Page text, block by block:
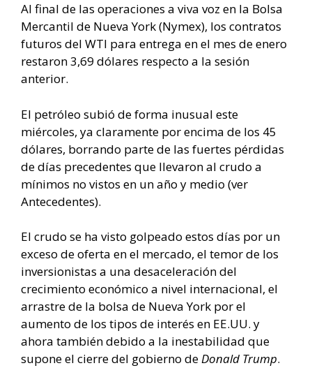
Al final de las operaciones a viva voz en la Bolsa
Mercantil de Nueva York (Nymex), los contratos
futuros del WTI para entrega en el mes de enero
restaron 3,69 dólares respecto a la sesión
anterior.
El petróleo subió de forma inusual este
miércoles, ya claramente por encima de los 45
dólares, borrando parte de las fuertes pérdidas
de días precedentes que llevaron al crudo a
mínimos no vistos en un año y medio (ver
Antecedentes).
El crudo se ha visto golpeado estos días por un
exceso de oferta en el mercado, el temor de los
inversionistas a una desaceleración del
crecimiento económico a nivel internacional, el
arrastre de la bolsa de Nueva York por el
aumento de los tipos de interés en EE.UU. y
ahora también debido a la inestabilidad que
supone el cierre del gobierno deDonald Trump.